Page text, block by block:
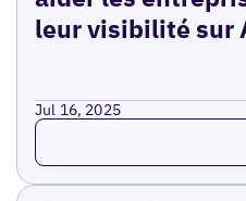
leur visibilité sur
Jul 16, 2025
Read more